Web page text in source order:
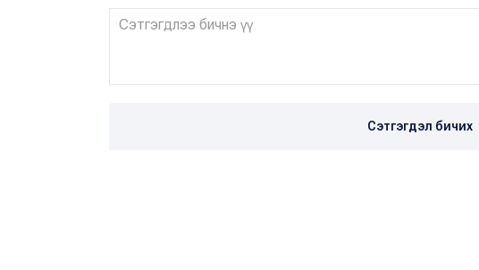
Сэтгэгдэл бичих